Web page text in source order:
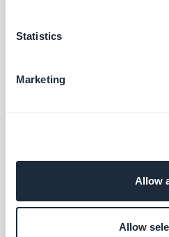
Statistics
Marketing
Allow
Allow
ideale plaats om uzelf
uzelf, uw achtergrond,
kunt u een 'Contact'
toevoegen, zodat
kunnen opnemen en u
vinden.